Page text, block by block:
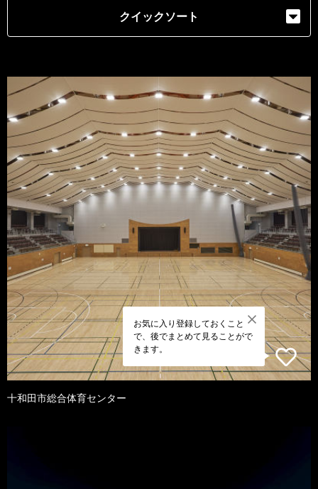
クイックソート
お気に入り登録しておくこと
で、後でまとめて見ることがで
きます。
十和田市総合体育センター